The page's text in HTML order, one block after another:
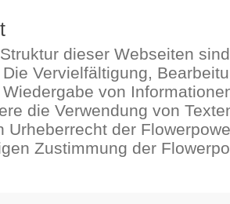
dieser Webseiten
Vervielfältigung,
von
die Verwendung von
Urheberrecht der
Zustimmung der